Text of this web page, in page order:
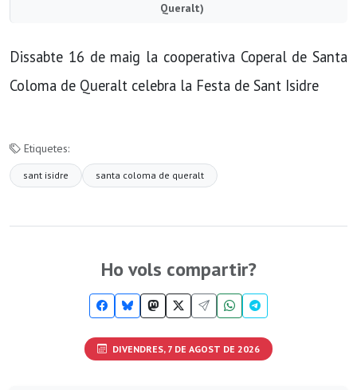
Queralt)
Dissabte 16 de maig la cooperativa Coperal de Santa
Coloma de Queralt celebra la Festa de Sant Isidre
Etiquetes:
sant isidre santa coloma de queralt
Ho vols compartir?
DIVENDRES, 7 DE AGOST DE 2026